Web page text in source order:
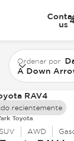
us
Ordenar por
A Down
Toyota
SUV AWD
recientemente